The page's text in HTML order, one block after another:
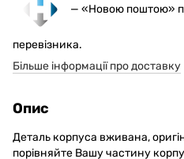
— «Новою поштою»
перевізника.
Більше інформації про доставку
Опис
Деталь корпуса вживана,
порівняйте Вашу частину